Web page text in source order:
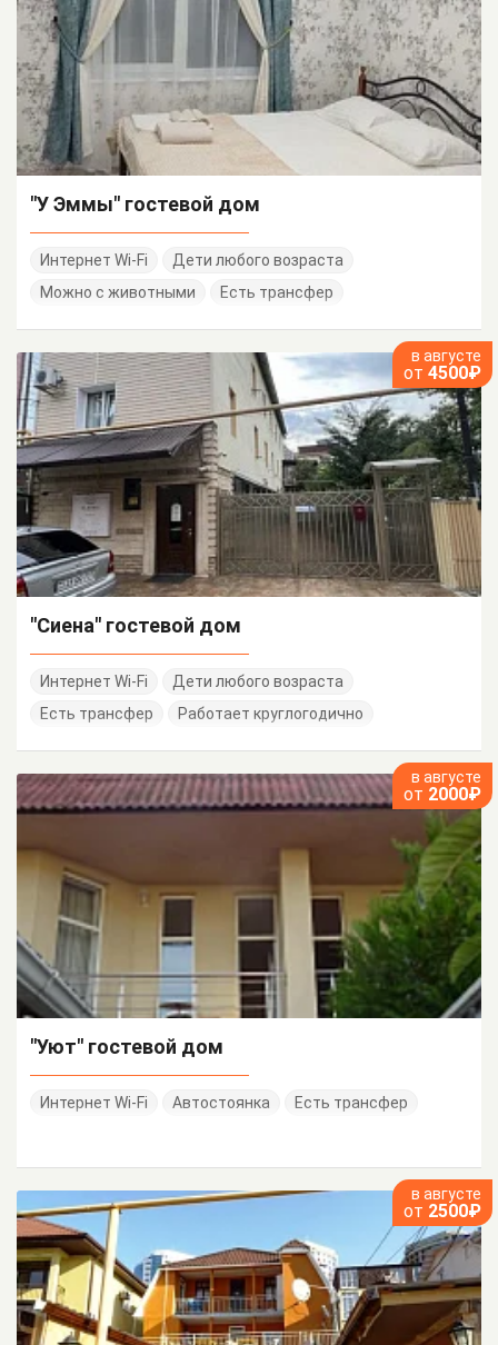
"У Эммы" гостевой дом
Интернет Wi-Fi
Дети любого возраста
Можно с животными
Есть трансфер
в августе
от 4500₽
"Сиена" гостевой дом
Интернет Wi-Fi
Дети любого возраста
Есть трансфер
Работает круглогодично
в августе
от 2000₽
"Уют" гостевой дом
Интернет Wi-Fi Автостоянка Есть трансфер
в августе
от 2500₽